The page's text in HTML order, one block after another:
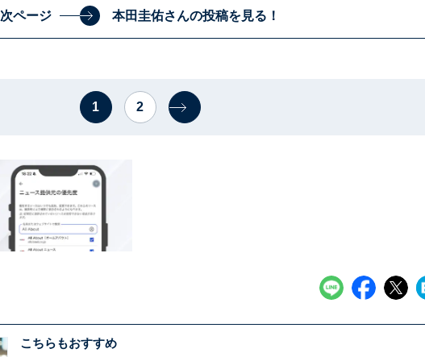
次ページ 本田圭佑さんの投稿を見る！
1 2
こちらもおすすめ